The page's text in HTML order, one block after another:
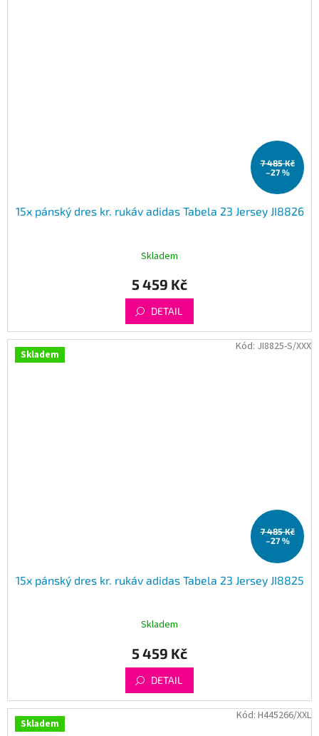
7 485 Kč
–27 %
15x pánský dres kr. rukáv adidas Tabela 23 Jersey JI8826
Skladem
5 459 Kč
DETAIL
Skladem
7 485 Kč
–27 %
15x pánský dres kr. rukáv adidas Tabela 23 Jersey JI8825
Skladem
5 459 Kč
DETAIL
Kód: JI8825-S/XXX
Skladem
Kód: H445266/XXL